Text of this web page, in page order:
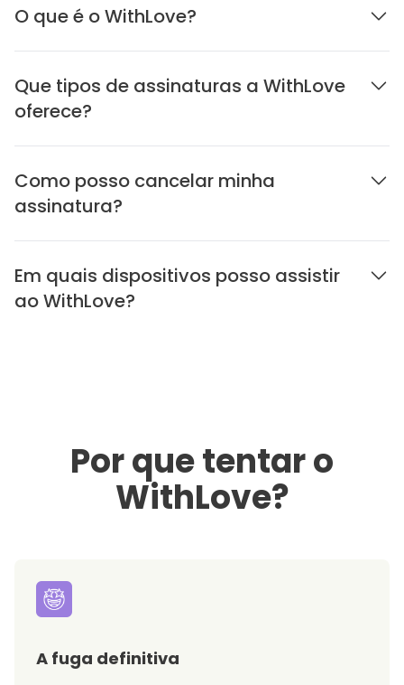
O que é o WithLove?
Que tipos de assinaturas a WithLove
oferece?
Como posso cancelar minha
assinatura?
Em quais dispositivos posso assistir
ao WithLove?
Por que tentar o
WithLove?
A fuga definitiva